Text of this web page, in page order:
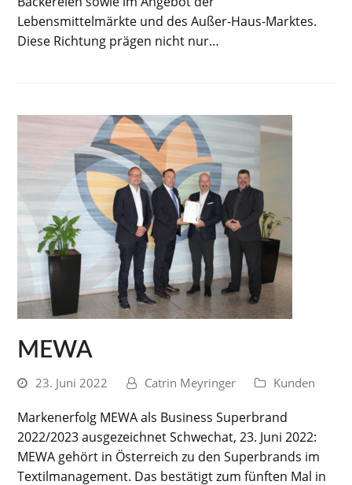
Lebensmittelmärkte und des Außer-Haus-Marktes.
Diese Richtung prägen nicht nur…
MEWA
23. Juni 2022 Catrin Meyringer Kunden
Markenerfolg MEWA als Business Superbrand
2022/2023 ausgezeichnet Schwechat, 23. Juni 2022:
MEWA gehört in Österreich zu den Superbrands im
Textilmanagement. Das bestätigt zum fünften Mal in